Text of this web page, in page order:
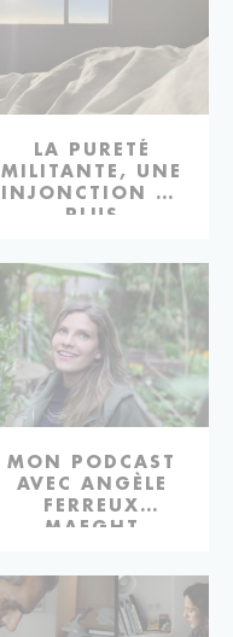
LA PURETÉ
MILITANTE, UNE
INJONCTION DE
PLUS
MON PODCAST
AVEC ANGÈLE
FERREUX
MAEGHT